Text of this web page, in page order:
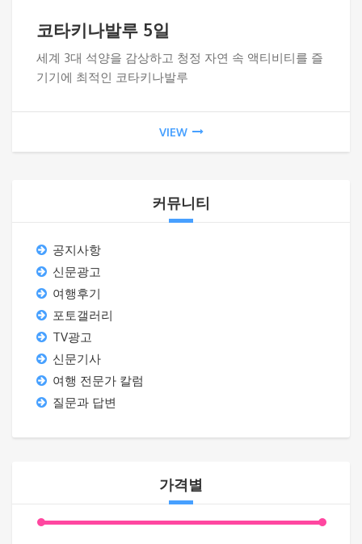
코타키나발루 5일
세계 3대 석양을 감상하고 청정 자연 속 액티비티를 즐
기기에 최적인 코타키나발루
VIEW
커뮤니티
공지사항
신문광고
여행후기
포토갤러리
TV광고
신문기사
여행 전문가 칼럼
질문과 답변
가격별